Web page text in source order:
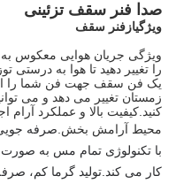
صدا فنر سقف تزئینی
ویژگیازفنر سقف
ویژگی جریان هوایی معکوس
را تغییر دهید تا هوا به درستی
یک فن سقف جهت فن شما را از
زمستان تغییر می دهد و می
کنید.کیفیت بالا و عملکرد
محیط آرامش بخش.
کار می کند.تولید گرما کم،